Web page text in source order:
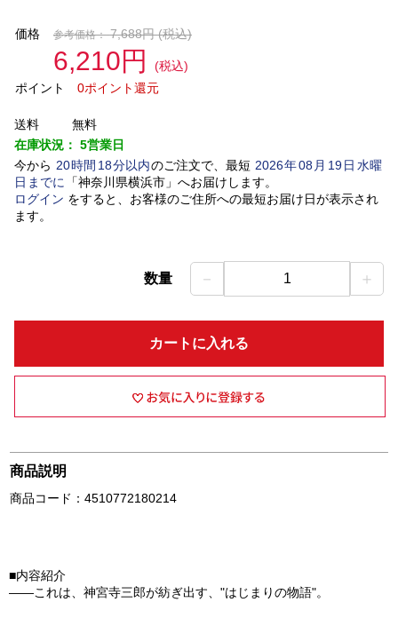
価格 参考価格： 7,688円(税込)
6,210円
(税込)
ポイント
0ポイント還元
送料
無料
在庫状況： 5営業日
今から 20時間 18分以内のご注文で、最短 2026年08 月 19日水曜
日 までに 「神奈川県横浜市」 へお届けします。
ログイン をすると、お客様のご住所への最短お届け日が表示され
ます。
数量 － 1 ＋
カートに入れる
商品説明
商品コード：4510772180214
■内容紹介
――これは、神宮寺三郎が紡ぎ出す、"はじまりの物語"。